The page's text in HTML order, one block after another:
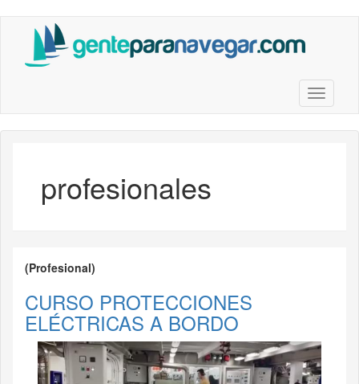
contenido
Toggle
profesionales
(Profesional)
CURSO PROTECCIONES
ELÉCTRICAS A BORDO